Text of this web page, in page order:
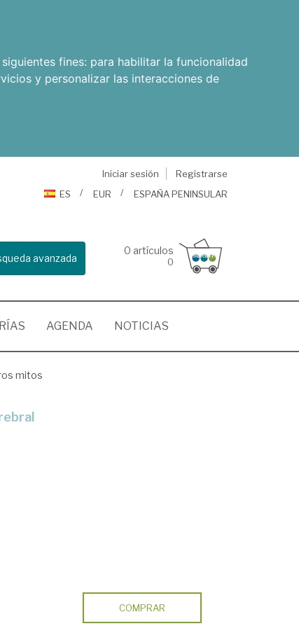
fines: para habilitar la funcionalidad
y personalizar las interacciones de
Iniciar sesión
Registrarse
ES
EUR ESPAÑA PENINSULAR
avanzada
0 artículos
0
AGENDA NOTICIAS
mitos
COMPRAR